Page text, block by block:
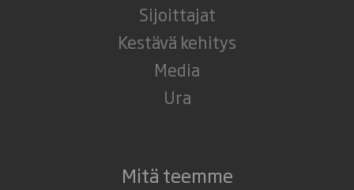
Sijoittajat
Kestävä kehitys
Media
Ura
Mitä teemme